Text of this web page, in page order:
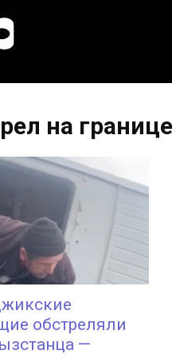
Новости
Кыргызстана
на границе
обстреляли
—